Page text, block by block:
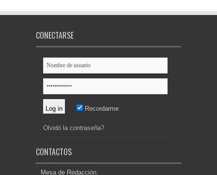
CONECTARSE
Recordarme
Olvidó la contraseña?
CONTACTOS
Mesa de Redacción: